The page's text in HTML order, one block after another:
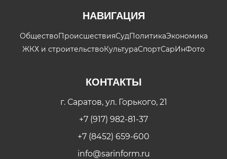
НАВИГАЦИЯ
ОбществоПроисшествияСудПолитикаЭкономика
ЖКХ и строительствоКультураСпортСарИнФото
КОНТАКТЫ
г. Саратов, ул. Горького, 21
+7 (917) 982-81-37
+7 (8452) 659-600
info@sarinform.ru